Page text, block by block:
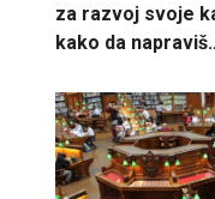
za razvoj svoje
kako da